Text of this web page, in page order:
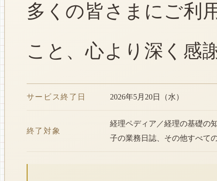
多くの皆さまにご利
こと、心より深く感
サービス終了日 2026年5月20日（水）
終了対象
経理ペディア／経理の基礎の
子の業務日誌、その他すべて